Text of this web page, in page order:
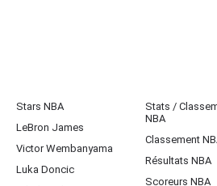
Stars NBA
LeBron James
Victor Wembanyama
Luka Doncic
Stats /
NBA
Classement
Résultats NBA
Scoreurs NBA